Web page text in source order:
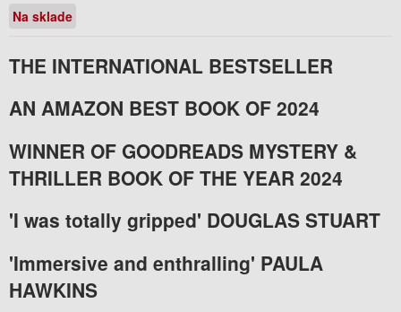
Na sklade
THE INTERNATIONAL BESTSELLER
AN AMAZON BEST BOOK OF 2024
WINNER OF GOODREADS MYSTERY &
THRILLER BOOK OF THE YEAR 2024
'I was totally gripped' DOUGLAS STUART
'Immersive and enthralling' PAULA
HAWKINS